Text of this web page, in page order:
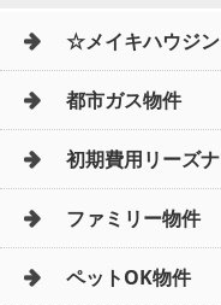
☆メイキハウジ
都市ガス物件
初期費用リーズ
ファミリー物件
ペットOK物件